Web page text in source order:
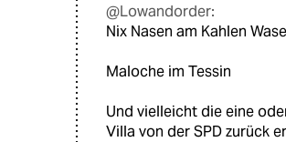
@Lowandorder:
Nix Nasen am Kahlen
Maloche im Tessin
Und vielleicht die eine
Villa von der SPD zurück